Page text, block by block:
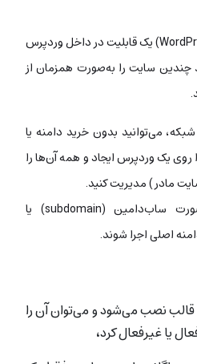
وردپرس شبکه (WordPress Multisite) یک قابلیت در داخل وردپرس
سایت را به‌صورت همزمان از
می‌توانید بدون خرید دامنه یا
یک وردپرس ایجاد و همه آن‌ها را
مادر) مدیریت کنید.
این سایت‌ها می‌توانند به‌صورت ساب‌دامین (subdomain) یا
نصب می‌شود و می‌توان آن را
یا غیرفعال کرد،